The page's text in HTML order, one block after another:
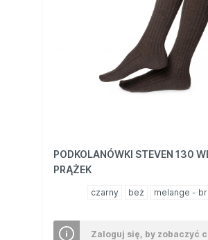
PODKOLANÓWKI STEVEN 130
PRĄŻEK
czarny beż melange -
Zaloguj się, by zobaczyć